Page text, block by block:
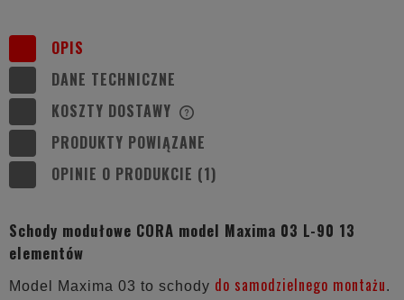
OPIS
DANE TECHNICZNE
KOSZTY DOSTAWY
KOSZTÓW PŁATNOŚCI
PRODUKTY POWIĄZANE
OPINIE O PRODUKCIE (1)
Schody modułowe CORA model Maxima 03 L-90 13
elementów
Model Maxima 03 to schody do samodzielnego montażu.